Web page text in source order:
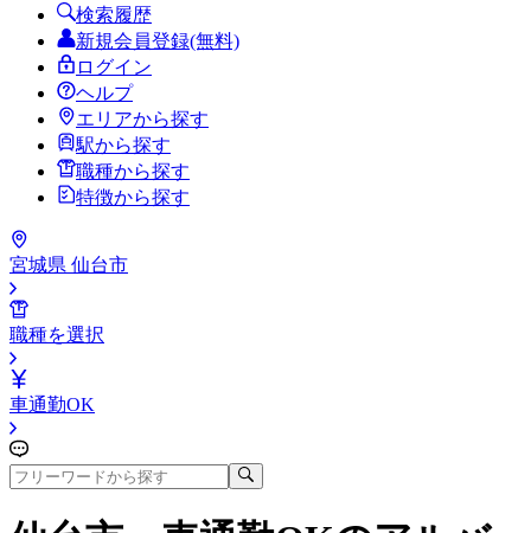
検索履歴
新規会員登録(無料)
ログイン
ヘルプ
エリアから探す
駅から探す
職種から探す
特徴から探す
宮城県 仙台市
職種を選択
車通勤OK